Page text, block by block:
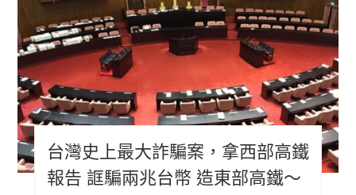
台灣史上最大詐騙案，拿西部高鐵
報告 誆騙兩兆台幣 造東部高鐵～